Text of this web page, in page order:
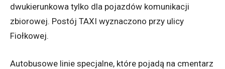
dwukierunkowa tylko dla pojazdów komunikacji
zbiorowej. Postój TAXI wyznaczono przy ulicy
Fiołkowej.
Autobusowe linie specjalne, które pojadą na cmentarz